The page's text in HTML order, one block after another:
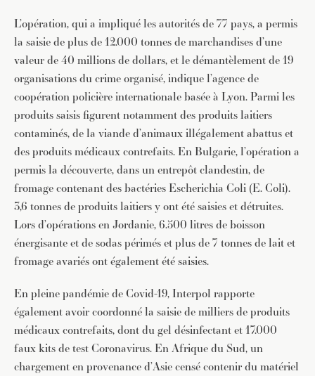
L’opération, qui a impliqué les autorités de 77 pays, a permis
la saisie de plus de 12.000 tonnes de marchandises d’une
valeur de 40 millions de dollars, et le démantèlement de 19
organisations du crime organisé, indique l’agence de
coopération policière internationale basée à Lyon. Parmi les
produits saisis figurent notamment des produits laitiers
contaminés, de la viande d’animaux illégalement abattus et
des produits médicaux contrefaits. En Bulgarie, l’opération a
permis la découverte, dans un entrepôt clandestin, de
fromage contenant des bactéries Escherichia Coli (E. Coli).
3,6 tonnes de produits laitiers y ont été saisies et détruites.
Lors d’opérations en Jordanie, 6.500 litres de boisson
énergisante et de sodas périmés et plus de 7 tonnes de lait et
fromage avariés ont également été saisies.
En pleine pandémie de Covid-19, Interpol rapporte
également avoir coordonné la saisie de milliers de produits
médicaux contrefaits, dont du gel désinfectant et 17.000
faux kits de test Coronavirus. En Afrique du Sud, un
chargement en provenance d’Asie censé contenir du matériel